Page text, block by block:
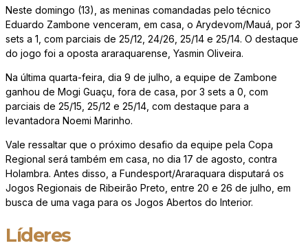
Neste domingo (13), as meninas comandadas pelo técnico
Eduardo Zambone venceram, em casa, o Arydevom/Mauá, por 3
sets a 1, com parciais de 25/12, 24/26, 25/14 e 25/14. O destaque
do jogo foi a oposta araraquarense, Yasmin Oliveira.
Na última quarta-feira, dia 9 de julho, a equipe de Zambone
ganhou de Mogi Guaçu, fora de casa, por 3 sets a 0, com
parciais de 25/15, 25/12 e 25/14, com destaque para a
levantadora Noemi Marinho.
Vale ressaltar que o próximo desafio da equipe pela Copa
Regional será também em casa, no dia 17 de agosto, contra
Holambra. Antes disso, a Fundesport/Araraquara disputará os
Jogos Regionais de Ribeirão Preto, entre 20 e 26 de julho, em
busca de uma vaga para os Jogos Abertos do Interior.
Líderes